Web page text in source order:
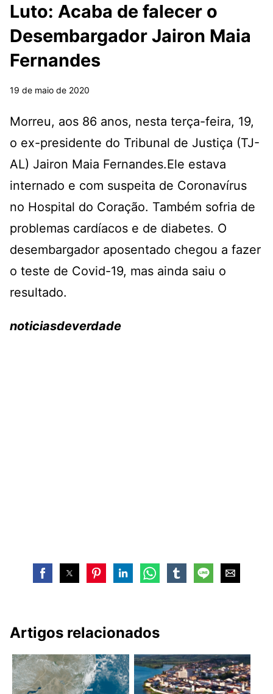
Luto: Acaba de falecer o
Desembargador Jairon Maia
Fernandes
19 de maio de 2020
Morreu, aos 86 anos, nesta terça-feira, 19,
o ex-presidente do Tribunal de Justiça (TJ-
AL) Jairon Maia Fernandes.Ele estava
internado e com suspeita de Coronavírus
no Hospital do Coração. Também sofria de
problemas cardíacos e de diabetes. O
desembargador aposentado chegou a fazer
o teste de Covid-19, mas ainda saiu o
resultado.
noticiasdeverdade
Artigos relacionados